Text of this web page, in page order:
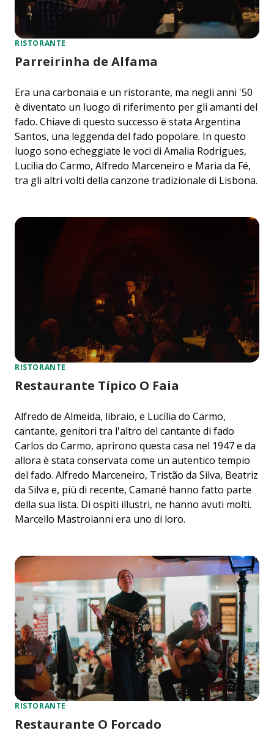
RISTORANTE
Parreirinha de Alfama
Era una carbonaia e un ristorante, ma negli anni '50
è diventato un luogo di riferimento per gli amanti del
fado. Chiave di questo successo è stata Argentina
Santos, una leggenda del fado popolare. In questo
luogo sono echeggiate le voci di Amalia Rodrigues,
Lucilia do Carmo, Alfredo Marceneiro e Maria da Fé,
tra gli altri volti della canzone tradizionale di Lisbona.
RISTORANTE
Restaurante Típico O Faia
Alfredo de Almeida, libraio, e Lucília do Carmo,
cantante, genitori tra l'altro del cantante di fado
Carlos do Carmo, aprirono questa casa nel 1947 e da
allora è stata conservata come un autentico tempio
del fado. Alfredo Marceneiro, Tristão da Silva, Beatriz
da Silva e, più di recente, Camané hanno fatto parte
della sua lista. Di ospiti illustri, ne hanno avuti molti.
Marcello Mastroianni era uno di loro.
RISTORANTE
Restaurante O Forcado